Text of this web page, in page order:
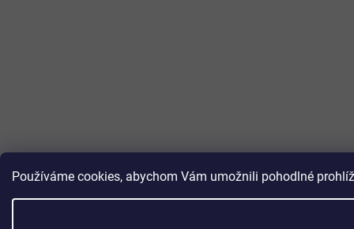
Používáme cookies, abychom Vám umožnili pohodlné